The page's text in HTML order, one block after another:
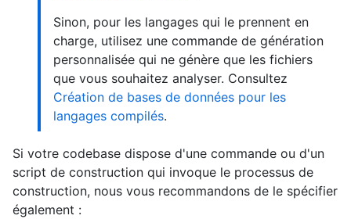
Sinon, pour les langages qui le prennent en
charge, utilisez une commande de génération
personnalisée qui ne génère que les fichiers
que vous souhaitez analyser. Consultez
Création de bases de données pour les
langages compilés.
Si votre codebase dispose d'une commande ou d'un
script de construction qui invoque le processus de
construction, nous vous recommandons de le spécifier
également :